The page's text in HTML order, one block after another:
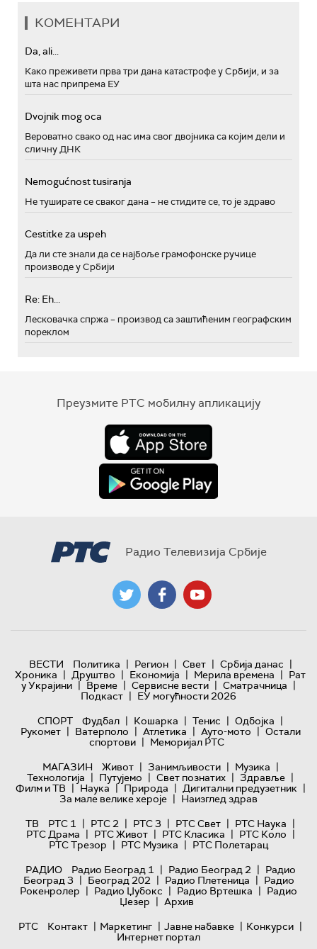
КОМЕНТАРИ
Da, ali...
Како преживети прва три дана катастрофе у Србији, и за
шта нас припрема ЕУ
Dvojnik mog oca
Вероватно свако од нас има свог двојника са којим дели и
сличну ДНК
Nemogućnost tusiranja
Не туширате се сваког дана – не стидите се, то је здраво
Cestitke za uspeh
Да ли сте знали да се најбоље грамофонске ручице
производе у Србији
Re: Eh...
Лесковачка спржа – производ са заштићеним географским
пореклом
Преузмите РТС мобилну апликацију
Радио Телевизија Србије
ВЕСТИ Политика | Регион | Свет | Србија данас |
Хроника | Друштво | Економија | Мерила времена | Рат
у Украјини | Време | Сервисне вести | Сматрачница |
Подкаст | ЕУ могућности 2026
СПОРТ
Фудбал | Кошарка | Тенис | Одбојка |
Рукомет | Ватерполо | Атлетика | Ауто-мото | Остали
спортови | Меморијал РТС
МАГАЗИН
Живот | Занимљивости | Музика |
Технологијa | Путујемо | Свет познатих | Здравље |
Филм и ТВ | Наука | Природа | Дигитални предузетник |
За мале велике хероје | Наизглед здрав
ТВ
РТС 1 | РТС 2 | РТС 3 | РТС Свет | РТС Наука |
РТС Драма | РТС Живот | РТС Класика | РТС Коло |
РТС Трезор | РТС Музика | РТС Полетарац
РАДИО
Радио Београд 1 | Радио Београд 2 | Радио
Београд 3 | Београд 202 | Радио Плетеница | Радио
Рокенролер | Радио Џубокс | Радио Вртешка | Радио
Џезер | Архив
РТС
Контакт | Маркетинг | Јавне набавке | Конкурси |
Интернет портал